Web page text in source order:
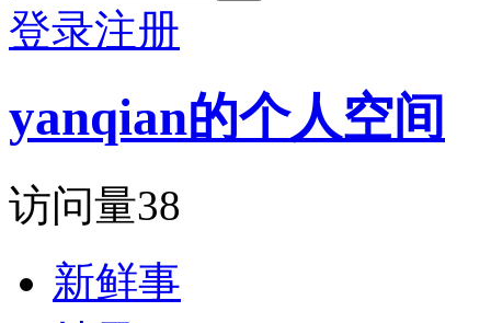
登录注册
yanqian的个人空间
访问量38
新鲜事